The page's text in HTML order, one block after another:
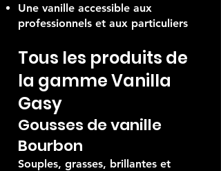
Une vanille accessible aux
professionnels et aux particuliers
Tous les produits de
la gamme Vanilla
Gasy
Gousses de vanille
Bourbon
Souples, grasses, brillantes et